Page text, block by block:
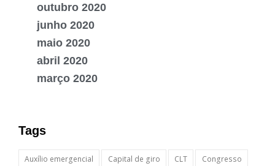
outubro 2020
junho 2020
maio 2020
abril 2020
março 2020
Tags
Auxílio emergencial Capital de giro CLT
Congresso